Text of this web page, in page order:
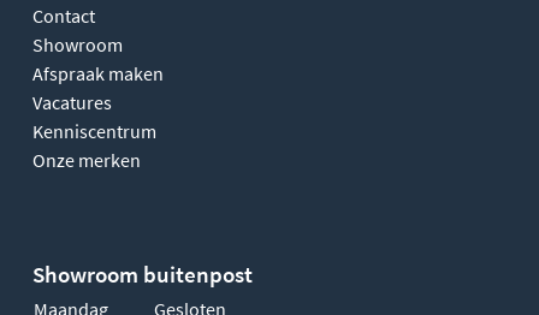
Contact
Showroom
Afspraak maken
Vacatures
Kenniscentrum
Onze merken
Showroom buitenpost
Maandag Gesloten